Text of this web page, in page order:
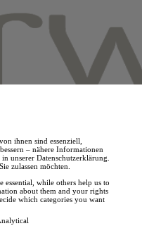
ihnen sind essenziell,
– nähere Informationen
unserer Datenschutzerklärung.
zulassen möchten.
essential, while others help us to
about them and your rights
which categories you want